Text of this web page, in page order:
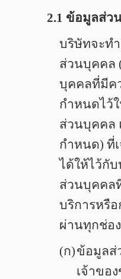
2.1 ข้อมูลส่ว
บริษัทจะท
ส่วนบุคคล
บุคคลที่มีค
กำหนดไว้
ส่วนบุคคล
กำหนด) ที่
ได้ให้ไว้กั
ส่วนบุคคล
บริการหรื
ผ่านทุกช่อ
(ก)ข้อมูลส่
เจ้าขอ